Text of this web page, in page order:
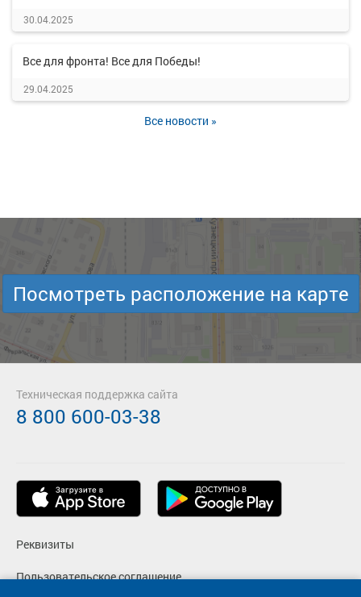
30.04.2025
Все для фронта! Все для Победы!
29.04.2025
Все новости »
Посмотреть расположение на карте
Реквизиты
Пользовательское соглашение
Техническая поддержка сайта
8 800 600-03-38